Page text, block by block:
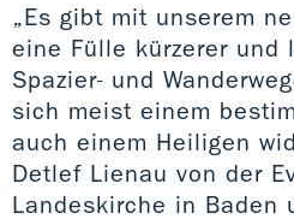
„Es gibt mit unserem
eine Fülle kürzerer
Spazier- und
sich meist einem
auch einem Heiligen
Detlef Lienau von der
Landeskirche in Baden